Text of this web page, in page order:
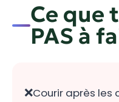
Ce que
PAS à
Courir après les